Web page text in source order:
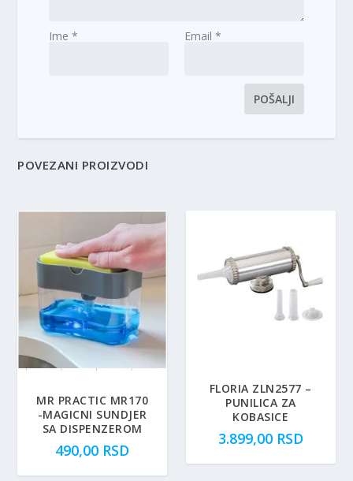
Ime* Email *
POVEZANI PROIZVODI
MR PRACTIC MR170
-MAGICNI SUNDJER
SA DISPENZEROM
490,00 RSD
FLORIA ZLN2577 –
PUNILICA ZA
KOBASICE
3.899,00 RSD